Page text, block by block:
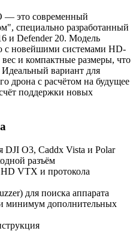
— это современный
специально разработанный
и Defender 20. Модель
с новейшими системами HD-
и компактные размеры, что
вариант для
дрона с расчётом на будущее
поддержки новых
O3, Caddx Vista и Polar
разъём
VTX и протокола
для поиска аппарата
минимум дополнительных